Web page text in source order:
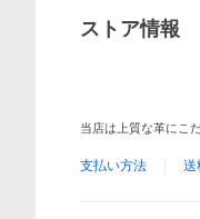
ストア情報
当店は上質な革にこ
支払い方法 送